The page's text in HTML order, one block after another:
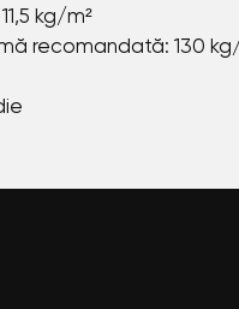
kg/m²
recomandată: 130